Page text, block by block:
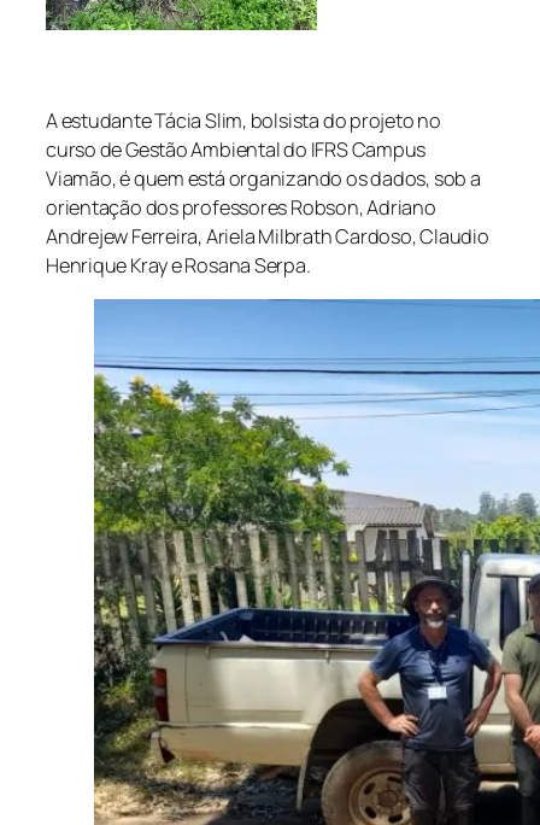
A estudante Tácia Slim, bolsista do projeto no
curso de Gestão Ambiental do IFRS Campus
Viamão, é quem está organizando os dados, sob a
orientação dos professores Robson, Adriano
Andrejew Ferreira, Ariela Milbrath Cardoso, Claudio
Henrique Kray e Rosana Serpa.